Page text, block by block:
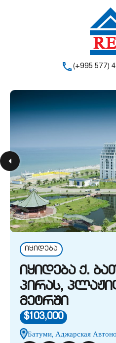
(+995 577)
იყიდება
იყიდება ქ.
პირას,
მეტრში
$103,000
Батуми, Аджарская